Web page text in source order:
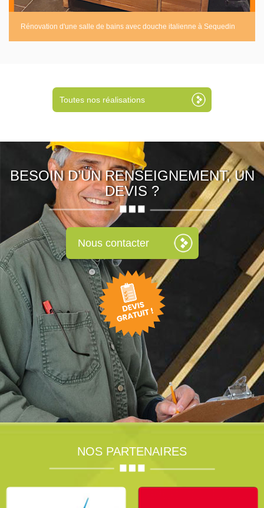
Rénovation d'une salle de bains avec douche italienne à Sequedin
Toutes nos réalisations
BESOIN D’UN RENSEIGNEMENT, UN
DEVIS ?
Nous contacter
NOS PARTENAIRES